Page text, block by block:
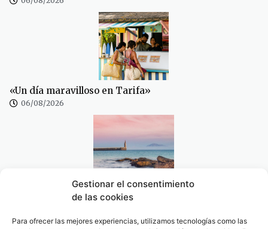
Gestionar el consentimiento
de las cookies
Para ofrecer las mejores experiencias, utilizamos tecnologías como las
«Un día maravilloso en Tarifa»
06/08/2026
La APBA convoca el concurso de fotografía ambiental
“Puerto y Naturaleza: Bahía de Algeciras y Tarifa”